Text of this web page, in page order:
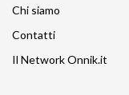
Chi siamo
Contatti
Il Network Onnik.it